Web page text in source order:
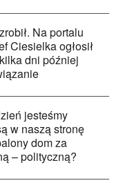
Na portalu
Ciesielka ogłosił
dni później
jesteśmy
w naszą stronę
dom za
– polityczną?